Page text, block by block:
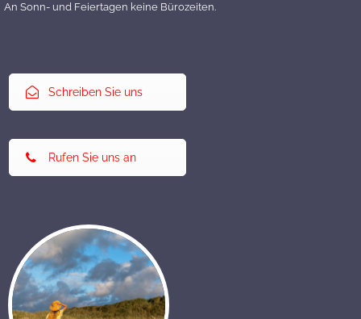
An Sonn- und Feiertagen keine Bürozeiten.
Schreiben Sie uns
Rufen Sie uns an